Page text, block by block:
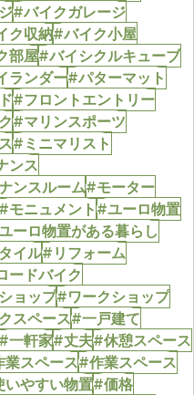
#バイクガレージ
ク収納#バイク小屋
部屋#バイシクルキューブ
ランダー#パターマット
#フロントエントリー
#マリンスポーツ
#ミニマリスト
ンス
ンスルーム#モーター
モニュメント#ユーロ物置
ーロ物置がある暮らし
イル#リフォーム
ードバイク
ョップ#ワークショップ
スペース#一戸建て
一軒家#丈夫#休憩スペース
スペース#作業スペース
やすい物置#価格